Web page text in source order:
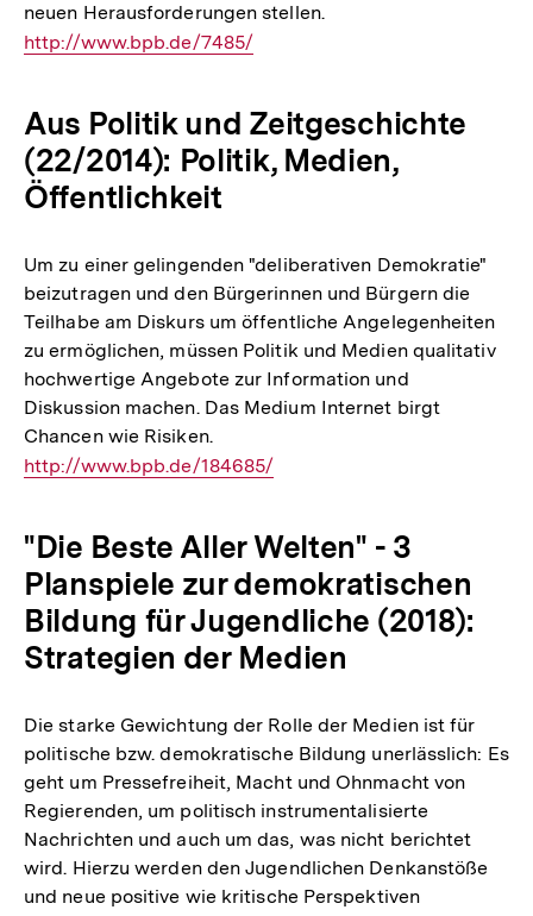
neuen Herausforderungen stellen.
Interner
http://www.bpb.de/7485/
Aus Politik und Zeitgeschichte
(22/2014): Politik, Medien,
Öffentlichkeit
Um zu einer gelingenden "deliberativen Demokratie"
beizutragen und den Bürgerinnen und Bürgern die
Teilhabe am Diskurs um öffentliche Angelegenheiten
zu ermöglichen, müssen Politik und Medien qualitativ
hochwertige Angebote zur Information und
Diskussion machen. Das Medium Internet birgt
Chancen wie Risiken.
Interner
http://www.bpb.de/184685/
"Die Beste Aller Welten" - 3
Planspiele zur demokratischen
Bildung für Jugendliche (2018):
Strategien der Medien
Die starke Gewichtung der Rolle der Medien ist für
politische bzw. demokratische Bildung unerlässlich: Es
geht um Pressefreiheit, Macht und Ohnmacht von
Regierenden, um politisch instrumentalisierte
Nachrichten und auch um das, was nicht berichtet
wird. Hierzu werden den Jugendlichen Denkanstöße
und neue positive wie kritische Perspektiven